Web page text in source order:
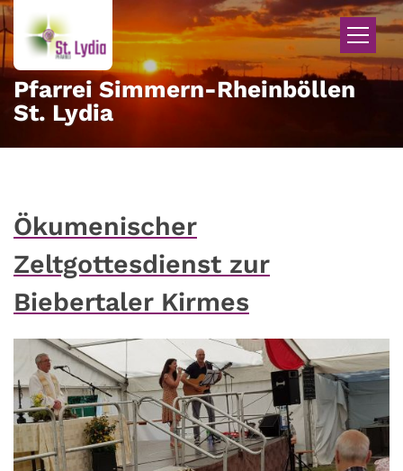
Zum Inhalt springen
Pfarrei Simmern-Rheinböllen
St. Lydia
Ökumenischer
Zeltgottesdienst zur
Biebertaler Kirmes